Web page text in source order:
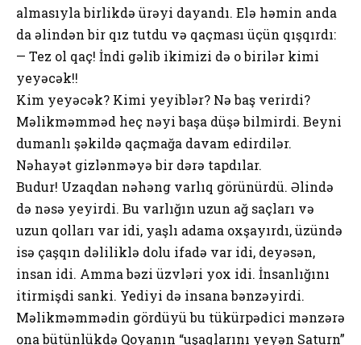
almasıyla birlikdə ürəyi dayandı. Elə həmin anda
da əlindən bir qız tutdu və qaçması üçün qışqırdı:
— Tez ol qaç! İndi gəlib ikimizi də o birilər kimi
yeyəcək!!
Kim yeyəcək? Kimi yeyiblər? Nə baş verirdi?
Məlikməmməd heç nəyi başa düşə bilmirdi. Beyni
dumanlı şəkildə qaçmağa davam edirdilər.
Nəhayət gizlənməyə bir dərə tapdılar.
Budur! Uzaqdan nəhəng varlıq görünürdü. Əlində
də nəsə yeyirdi. Bu varlığın uzun ağ saçları və
uzun qolları var idi, yaşlı adama oxşayırdı, üzündə
isə çaşqın dəliliklə dolu ifadə var idi, deyəsən,
insan idi. Amma bəzi üzvləri yox idi. İnsanlığını
itirmişdi sanki. Yediyi də insana bənzəyirdi.
Məlikməmmədin gördüyü bu tükürpədici mənzərə
ona bütünlükdə Qoyanın “uşaqlarını yeyən Saturn”